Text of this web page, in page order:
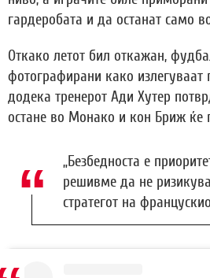
гардеробата и да останат само
Откако летот бил откажан,
фотографирани како излегуваат
додека тренерот Ади Хутер
остане во Монако и кон Бриж ќе
„Безбедноста е
решивме да не
стратегот на